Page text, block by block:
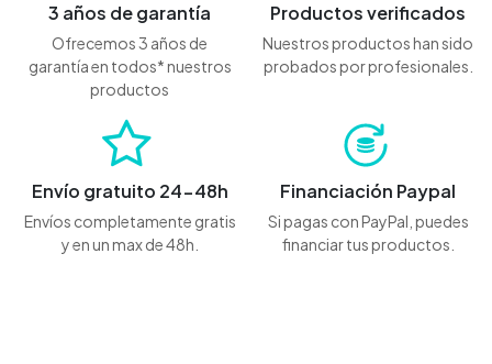
3 años de garantía
Ofrecemos 3 años de
garantía en todos* nuestros
productos
Productos verificados
Nuestros productos han sido
probados por profesionales.
Envío gratuito 24-48h
Envíos completamente gratis
y en un max de 48h.
Financiación Paypal
Si pagas con PayPal, puedes
financiar tus productos.